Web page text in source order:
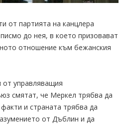
от партията на канцлера
до нея, в което призовават
отношение към бежанския
от управляващия
смятат, че Меркел трябва да
и страната трябва да
от Дъблин и да